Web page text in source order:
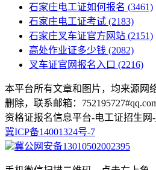
石家庄电工证如何报名 (3461)
石家庄电工证考试 (2183)
石家庄叉车证官方网站 (2151)
高处作业证多少钱 (2082)
叉车证官网报名入口 (2216)
本平台所有文章和图片，均来源网
删除，联系邮箱：
资格证报名信息平台-电工证招生网-
冀ICP备14001324号-7
冀公网安备13010502002395